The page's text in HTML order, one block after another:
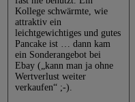
Kollege schwärmte, wie
attraktiv ein
leichtgewichtiges und gutes
Pancake ist … dann kam
ein Sonderangebot bei
Ebay („kann man ja ohne
Wertverlust weiter
verkaufen“ ;-).